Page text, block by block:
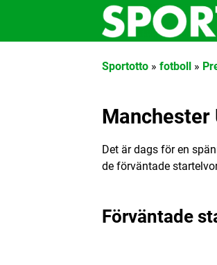
Sportotto » fotboll »
Manchester
Det är dags för en
de förväntade
Förväntade